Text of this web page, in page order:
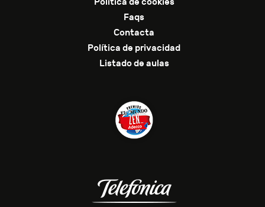
Faqs
Contacta
Política de privacidad
Listado de aulas